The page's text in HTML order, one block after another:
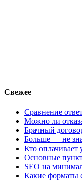
Свежее
Сравнение
Можно ли
Брачный
Больше — не
Кто оплачивает
Основные
SEO на
Какие форматы